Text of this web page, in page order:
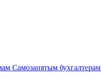
Самозанятым бухгалтерам